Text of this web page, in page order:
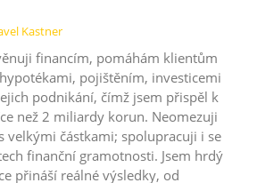
Kastner
financím, pomáhám klientům
pojištěním, investicemi
podnikání, čímž jsem přispěl k
než 2 miliardy korun. Neomezuji
velkými částkami; spolupracuji i se
finanční gramotnosti. Jsem hrdý
přináší reálné výsledky, od